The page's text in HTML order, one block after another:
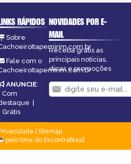
RÁPIDOS
Sobre
Fale com o
ANUNCIE:
Com
|
Grátis
NOVIDADES POR E-
MAIL
Receba grátis as
principais notícias,
dicas e promoções
Sitemap
pelo time do EncontraBrasil